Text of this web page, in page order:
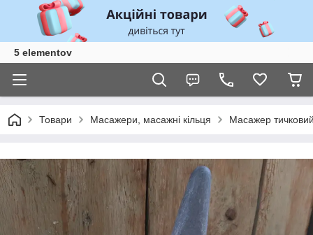
5 elementov
Товари Масажери, масажні кільця Масажер